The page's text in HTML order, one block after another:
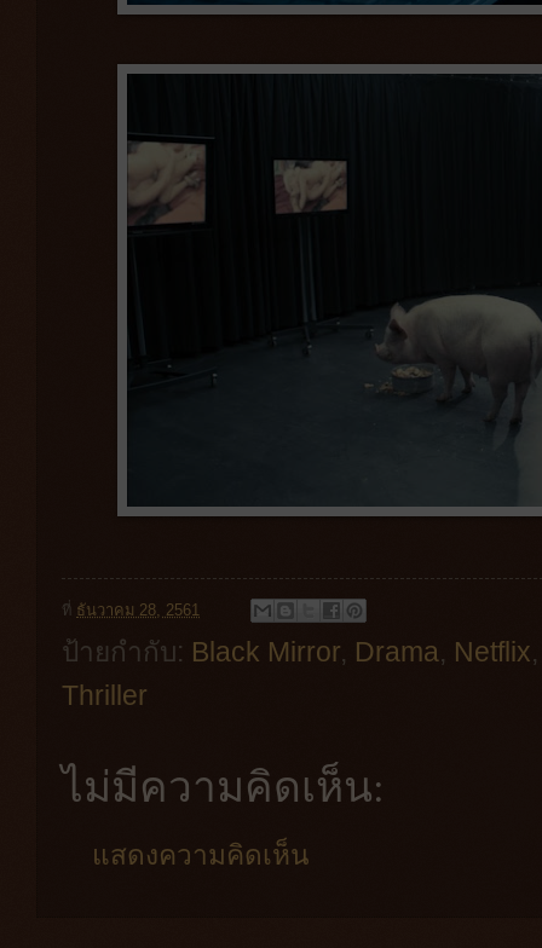
ที่ ธันวาคม 28, 2561
ป้ายกำกับ: Black Mirror, Drama, Netflix
Thriller
ไม่มีความคิดเห็น:
แสดงความคิดเห็น